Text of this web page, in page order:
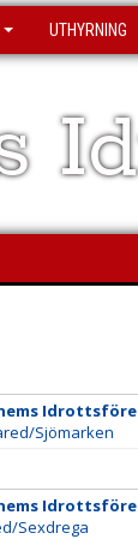
UTHYRNING
Sjömarken
Sexdrega